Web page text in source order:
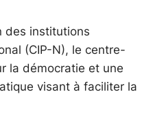
des institutions
(CIP-N), le centre-
la démocratie et une
visant à faciliter la